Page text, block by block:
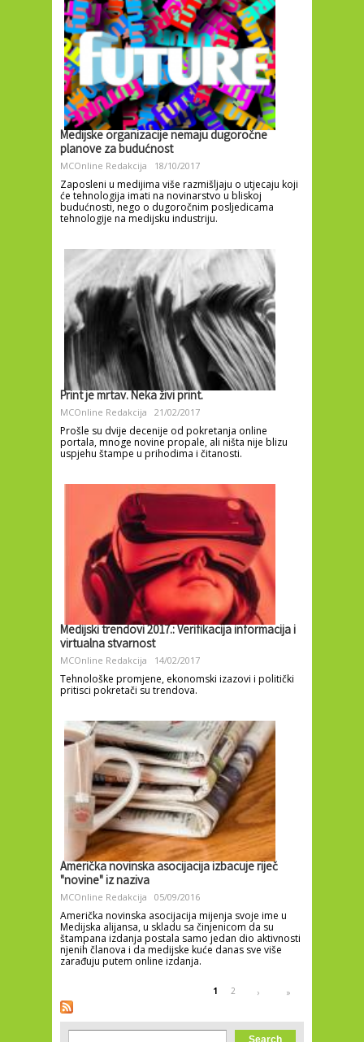
Medijske organizacije nemaju dugoročne
planove za budućnost
MCOnline Redakcija 18/10/2017
Zaposleni u medijima više razmišljaju o utjecaju koji
će tehnologija imati na novinarstvo u bliskoj
budućnosti, nego o dugoročnim posljedicama
tehnologije na medijsku industriju.
Print je mrtav. Neka živi print.
MCOnline Redakcija 21/02/2017
Prošle su dvije decenije od pokretanja online
portala, mnoge novine propale, ali ništa nije blizu
uspjehu štampe u prihodima i čitanosti.
Medijski trendovi 2017.: Verifikacija informacija i
virtualna stvarnost
MCOnline Redakcija 14/02/2017
Tehnološke promjene, ekonomski izazovi i politički
pritisci pokretači su trendova.
Američka novinska asocijacija izbacuje riječ
"novine" iz naziva
MCOnline Redakcija 05/09/2016
Američka novinska asocijacija mijenja svoje ime u
Medijska alijansa, u skladu sa činjenicom da su
štampana izdanja postala samo jedan dio aktivnosti
njenih članova i da medijske kuće danas sve više
zarađuju putem online izdanja.
Pages 1 2 › »
Search